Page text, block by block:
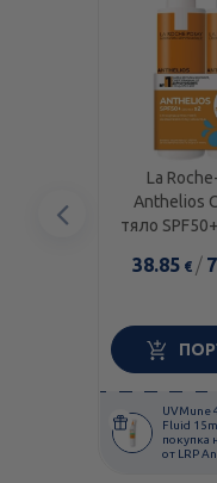
La
Anthelios
тяло
38.85€ /
UVMune
Fluid
покупка
от LRP
елемент